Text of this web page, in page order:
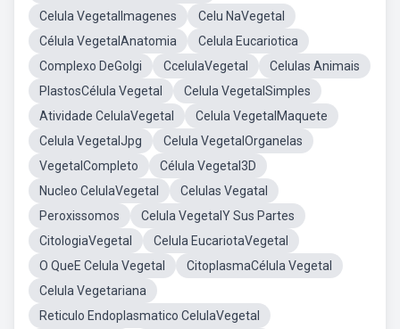
Celula VegetalImagenes
Celu NaVegetal
Célula VegetalAnatomia
Celula Eucariotica
Complexo DeGolgi
CcelulaVegetal
Celulas Animais
PlastosCélula Vegetal
Celula VegetalSimples
Atividade CelulaVegetal
Celula VegetalMaquete
Celula VegetalJpg
Celula VegetalOrganelas
VegetalCompleto
Célula Vegetal3D
Nucleo CelulaVegetal
Celulas Vegatal
Peroxissomos
Celula VegetalY Sus Partes
CitologiaVegetal
Celula EucariotaVegetal
O QueE Celula Vegetal
CitoplasmaCélula Vegetal
Celula Vegetariana
Reticulo Endoplasmatico CelulaVegetal